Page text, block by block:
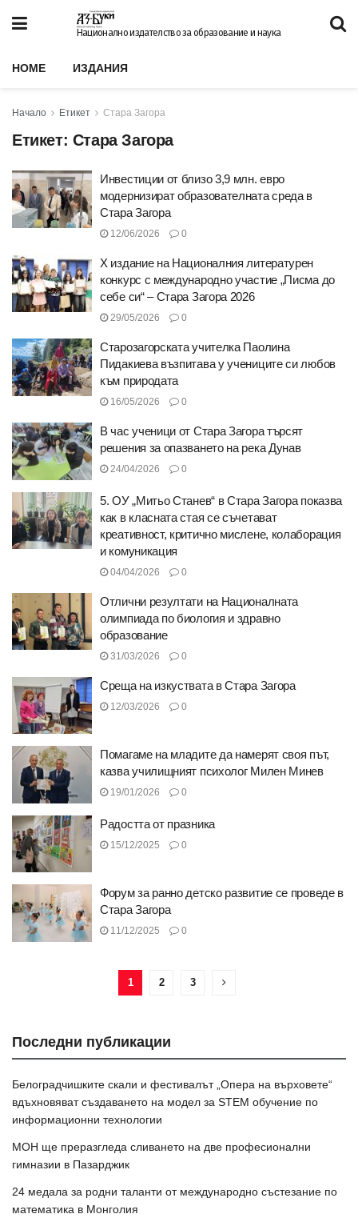
Национално издателство за образование и наука
HOME ИЗДАНИЯ
Начало Етикет Стара Загора
Етикет: Стара Загора
Инвестиции от близо 3,9 млн. евро
модернизират образователната среда в
Стара Загора
12/06/2026 0
X издание на Националния литературен
конкурс с международно участие „Писма до
себе си“ – Стара Загора 2026
29/05/2026 0
Старозагорската учителка Паолина
Пидакиева възпитава у учениците си любов
към природата
16/05/2026 0
В час ученици от Стара Загора търсят
решения за опазването на река Дунав
24/04/2026 0
5. ОУ „Митьо Станев“ в Стара Загора показва
как в класната стая се съчетават
креативност, критично мислене, колаборация
и комуникация
04/04/2026 0
Отлични резултати на Националната
олимпиада по биология и здравно
образование
31/03/2026 0
Среща на изкуствата в Стара Загора
12/03/2026 0
Помагаме на младите да намерят своя път,
казва училищният психолог Милен Минев
19/01/2026 0
Радостта от празника
15/12/2025 0
Форум за ранно детско развитие се проведе в
Стара Загора
11/12/2025 0
1 2 3
Последни публикации
Белоградчишките скали и фестивалът „Опера на върховете“
вдъхновяват създаването на модел за STEM обучение по
информационни технологии
МОН ще преразгледа сливането на две професионални
гимназии в Пазарджик
24 медала за родни таланти от международно състезание по
математика в Монголия